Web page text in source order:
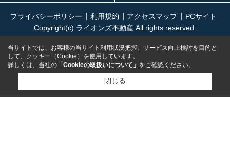
プライバシーポリシー 利用規約 アクセスマップ
PCサイト
Copyright(c) ライオンズ不動産 All rights reserved.
当サイトでは、お客様の当サイト利用状況把握、サービス向上検討を目的と
して、クッキー（Cookie）を使用しています。
詳しくは、当社の 「Cookieの取扱いについて」 をご確認ください。
閉じる